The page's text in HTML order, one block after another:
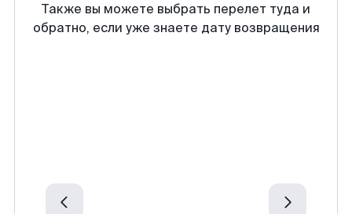
Также вы можете выбрать перелет туда и
обратно, если уже знаете дату возвращения